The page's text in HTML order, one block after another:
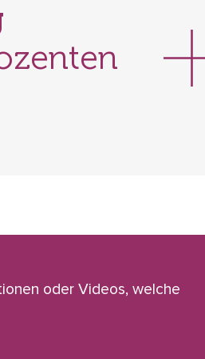
oder Videos, welche